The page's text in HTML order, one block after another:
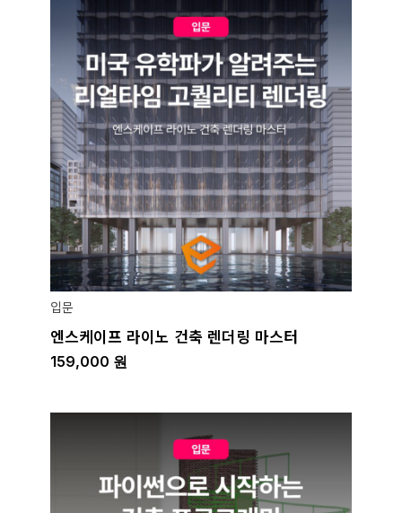
입문
엔스케이프 라이노 건축 렌더링 마스터
159,000 원